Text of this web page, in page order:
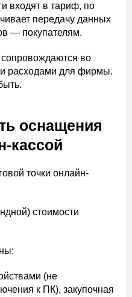
входят в тариф, по
передачу данных
— покупателям.
во
расходами для фирмы.
оснащения
кассой
точки онлайн-
стоимости
(не
к ПК), закупочная